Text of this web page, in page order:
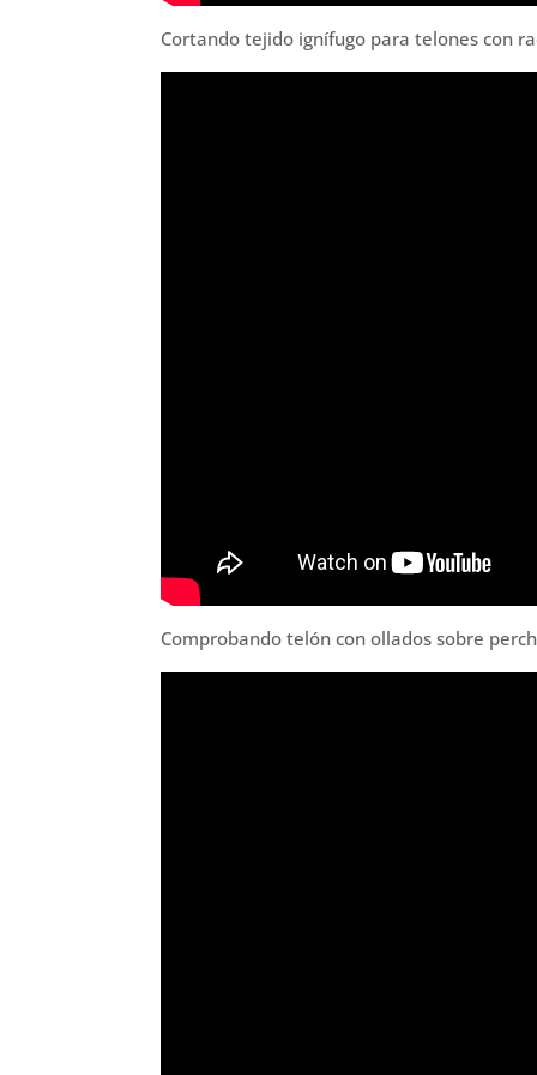
Cortando tejido ignífugo para telones con
Comprobando telón con ollados sobre